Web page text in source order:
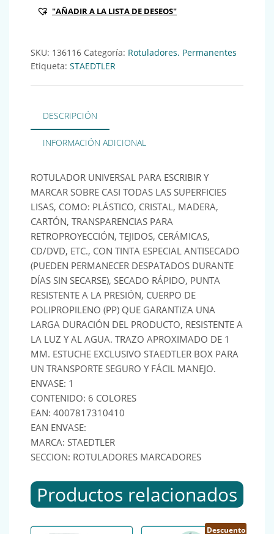
"AÑADIR A LA LISTA DE DESEOS"
SKU: 136116 Categoría: Rotuladores. Permanentes
Etiqueta: STAEDTLER
DESCRIPCIÓN
INFORMACIÓN ADICIONAL
ROTULADOR UNIVERSAL PARA ESCRIBIR Y
MARCAR SOBRE CASI TODAS LAS SUPERFICIES
LISAS, COMO: PLÁSTICO, CRISTAL, MADERA,
CARTÓN, TRANSPARENCIAS PARA
RETROPROYECCIÓN, TEJIDOS, CERÁMICAS,
CD/DVD, ETC., CON TINTA ESPECIAL ANTISECADO
(PUEDEN PERMANECER DESPATADOS DURANTE
DÍAS SIN SECARSE), SECADO RÁPIDO, PUNTA
RESISTENTE A LA PRESIÓN, CUERPO DE
POLIPROPILENO (PP) QUE GARANTIZA UNA
LARGA DURACIÓN DEL PRODUCTO, RESISTENTE A
LA LUZ Y AL AGUA. TRAZO APROXIMADO DE 1
MM. ESTUCHE EXCLUSIVO STAEDTLER BOX PARA
UN TRANSPORTE SEGURO Y FÁCIL MANEJO.
ENVASE: 1
CONTENIDO: 6 COLORES
EAN: 4007817310410
EAN ENVASE:
MARCA: STAEDTLER
SECCION: ROTULADORES MARCADORES
Productos relacionados
Descuento